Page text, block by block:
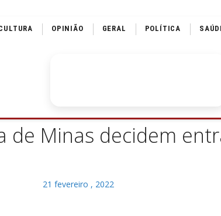
OPINIÃO GERAL POLÍTICA
de Minas decidem
21 fevereiro , 2022